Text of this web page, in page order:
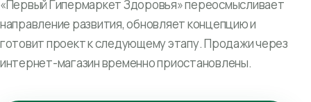
«Первый Гипермаркет Здоровья» переосмысливает
направление развития, обновляет концепцию и
готовит проект к следующему этапу. Продажи через
интернет-магазин временно приостановлены.